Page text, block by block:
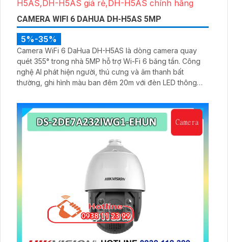
CAMERA WIFI 6 DAHUA DH-H5AS 5MP
5%-35%
Camera WiFi 6 DaHua DH-H5AS là dòng camera quay
quét 355° trong nhà 5MP hỗ trợ Wi-Fi 6 băng tần. Công
nghệ AI phát hiện người, thú cưng và âm thanh bất
thường, ghi hình màu ban đêm 20m với đèn LED thông
dụng DMSS,